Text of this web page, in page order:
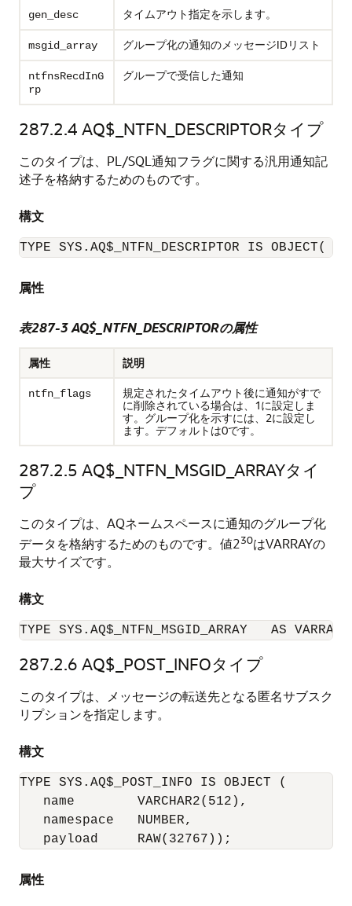
gen_desc タイムアウト指定を示します。
msgid_array グループ化の通知のメッセージIDリスト
ntfnsRecdInG
rp
グループで受信した通知
287.2.4 AQ$_NTFN_DESCRIPTORタイプ
このタイプは、PL/SQL通知フラグに関する汎用通知記
述子を格納するためのものです。
構文
TYPE SYS.AQ$_NTFN_DESCRIPTOR IS
属性
表287-3 AQ$_NTFN_DESCRIPTORの属性
属性 説明
ntfn_flags
規定されたタイムアウト後に通知がすで
に削除されている場合は、1に設定しま
す。グループ化を示すには、2に設定し
ます。デフォルトは0です。
287.2.5 AQ$_NTFN_MSGID_ARRAYタイ
プ
このタイプは、AQネームスペースに通知のグループ化
データを格納するためのものです。値230はVARRAYの
最大サイズです。
構文
TYPE SYS.AQ$_NTFN_MSGID_ARRAY   AS
287.2.6 AQ$_POST_INFOタイプ
このタイプは、メッセージの転送先となる匿名サブスク
リプションを指定します。
構文
TYPE SYS.AQ$_POST_INFO IS OBJECT (
   name        VARCHAR2(512),
   namespace   NUMBER,
   payload     RAW(32767));
属性